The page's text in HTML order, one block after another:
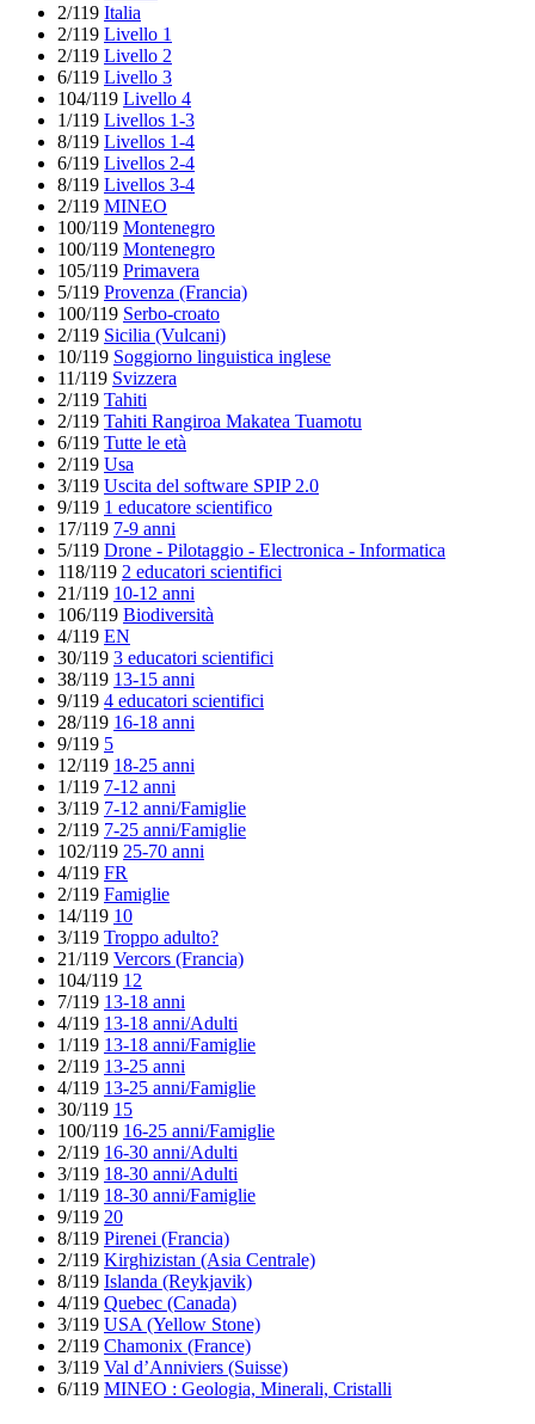
2/119 Italia
2/119 Livello 1
2/119 Livello 2
6/119 Livello 3
104/119 Livello 4
1/119 Livellos 1-3
8/119 Livellos 1-4
6/119 Livellos 2-4
8/119 Livellos 3-4
2/119 MINEO
100/119 Montenegro
100/119 Montenegro
105/119 Primavera
5/119 Provenza (Francia)
100/119 Serbo-croato
2/119 Sicilia (Vulcani)
10/119 Soggiorno linguistica inglese
11/119 Svizzera
2/119 Tahiti
2/119 Tahiti Rangiroa Makatea Tuamotu
6/119 Tutte le età
2/119 Usa
3/119 Uscita del software SPIP 2.0
9/119 1 educatore scientifico
17/119 7-9 anni
5/119 Drone - Pilotaggio - Electronica - Informatica
118/119 2 educatori scientifici
21/119 10-12 anni
106/119 Biodiversità
4/119 EN
30/119 3 educatori scientifici
38/119 13-15 anni
9/119 4 educatori scientifici
28/119 16-18 anni
9/119 5
12/119 18-25 anni
1/119 7-12 anni
3/119 7-12 anni/Famiglie
2/119 7-25 anni/Famiglie
102/119 25-70 anni
4/119 FR
2/119 Famiglie
14/119 10
3/119 Troppo adulto?
21/119 Vercors (Francia)
104/119 12
7/119 13-18 anni
4/119 13-18 anni/Adulti
1/119 13-18 anni/Famiglie
2/119 13-25 anni
4/119 13-25 anni/Famiglie
30/119 15
100/119 16-25 anni/Famiglie
2/119 16-30 anni/Adulti
3/119 18-30 anni/Adulti
1/119 18-30 anni/Famiglie
9/119 20
8/119 Pirenei (Francia)
2/119 Kirghizistan (Asia Centrale)
8/119 Islanda (Reykjavik)
4/119 Quebec (Canada)
3/119 USA (Yellow Stone)
2/119 Chamonix (France)
3/119 Val d’Anniviers (Suisse)
6/119 MINEO : Geologia, Minerali, Cristalli